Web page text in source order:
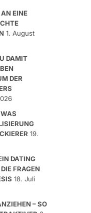
EINE
1. August
DAMIT
DER
19.
DATING
FRAGEN
18. Juli
– SO